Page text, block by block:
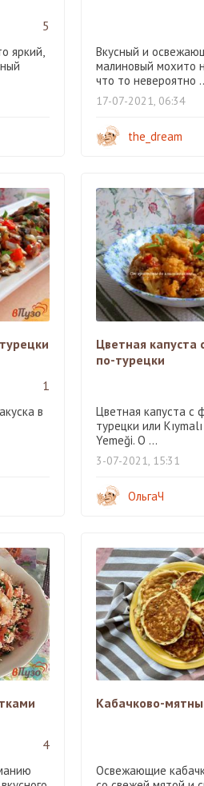
5
яркий,
Вкусный и
малиновый мохито
что то невероятно
17-07-2021, 06:34
the_dream
1
в
Цветная
по-турецки
Цветная капуста с
турецки или
Yemeği. О ...
3-07-2021, 15:31
ОльгаЧ
4
Кабачково-
Освежающие